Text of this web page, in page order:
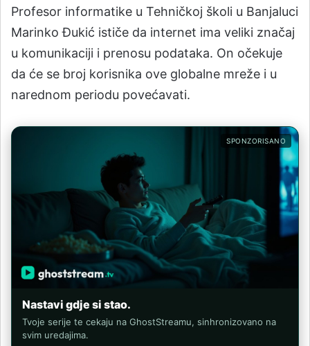
Profesor informatike u Tehničkoj školi u Banjaluci
Marinko Đukić ističe da internet ima veliki značaj
u komunikaciji i prenosu podataka. On očekuje
da će se broj korisnika ove globalne mreže i u
narednom periodu povećavati.
SPONZORISANO
Nastavi gdje si stao.
Tvoje serije te cekaju na GhostStreamu, sinhronizovano na
svim uredajima.